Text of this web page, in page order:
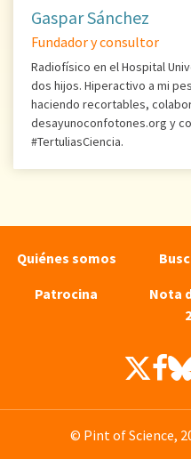
Gaspar Sánchez
Fundador y consultor
Radiofísico en el Hospital
dos hijos. Hiperactivo a mi
haciendo recortables,
desayunoconfotones.org y
#TertuliasCiencia.
Quiénes somos
Patrocina
Nota
© Pint of Science,